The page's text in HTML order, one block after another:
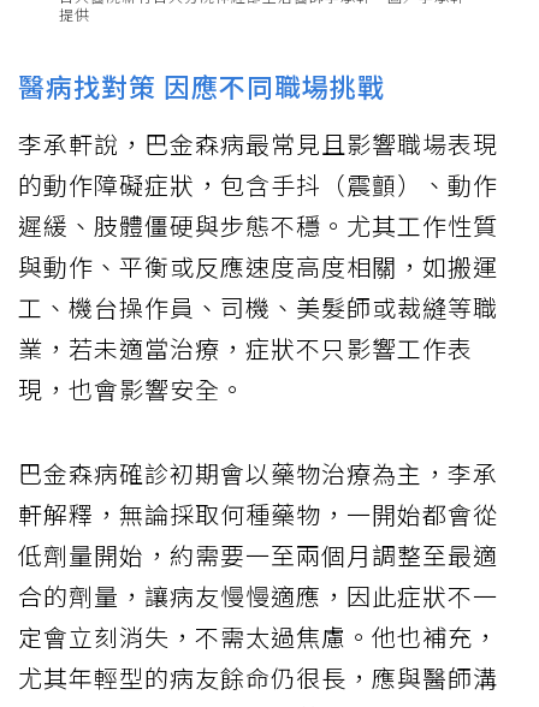
提供
醫病找對策 因應不同職場挑戰
李承軒說，巴金森病最常見且影響職場表現
的動作障礙症狀，包含手抖（震顫）、動作
遲緩、肢體僵硬與步態不穩。尤其工作性質
與動作、平衡或反應速度高度相關，如搬運
工、機台操作員、司機、美髮師或裁縫等職
業，若未適當治療，症狀不只影響工作表
現，也會影響安全。
巴金森病確診初期會以藥物治療為主，李承
軒解釋，無論採取何種藥物，一開始都會從
低劑量開始，約需要一至兩個月調整至最適
合的劑量，讓病友慢慢適應，因此症狀不一
定會立刻消失，不需太過焦慮。他也補充，
尤其年輕型的病友餘命仍很長，應與醫師溝